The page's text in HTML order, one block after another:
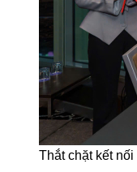
Thắt chặt kết